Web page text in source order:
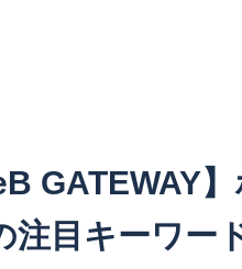
GATEWAY
注目キーワー